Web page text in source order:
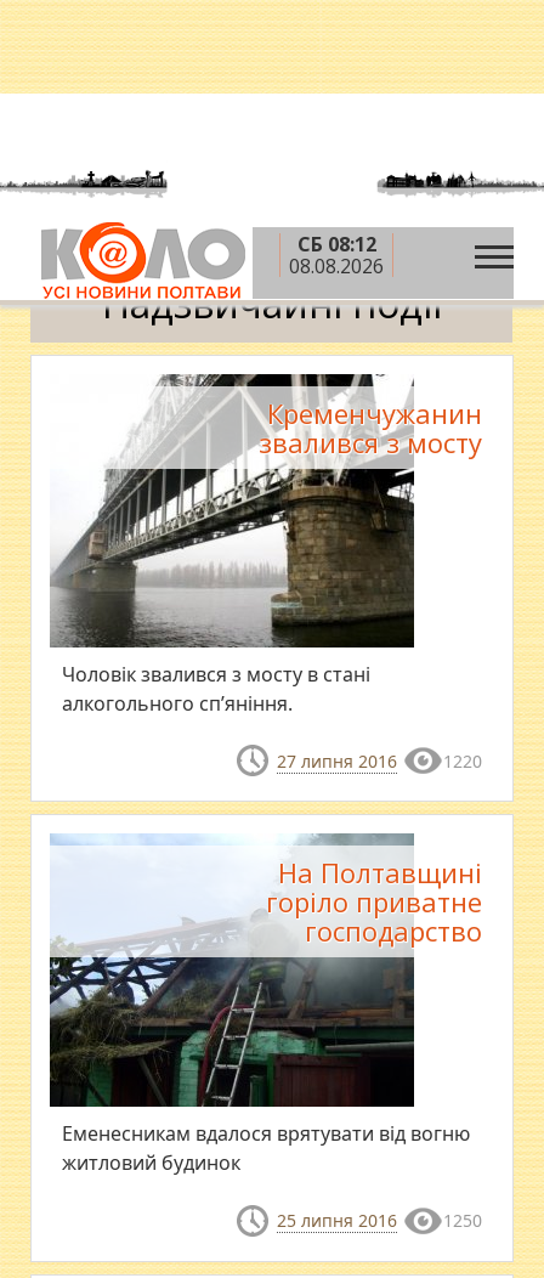
СБ 08:12
08.08.2026
Головна » Новини » Надзвичайні події
Надзвичайні події
Кременчужанин
звалився з мосту
​Чоловік звалився з мосту в стані
алкогольного сп’яніння.
27 липня 2016 1220
На Полтавщині
горіло приватне
господарство
Еменесникам вдалося врятувати від вогню
житловий будинок
25 липня 2016 1250